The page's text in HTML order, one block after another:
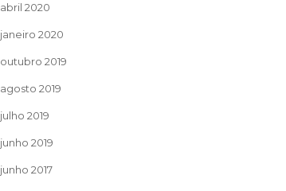
abril 2020
janeiro 2020
outubro 2019
agosto 2019
julho 2019
junho 2019
junho 2017